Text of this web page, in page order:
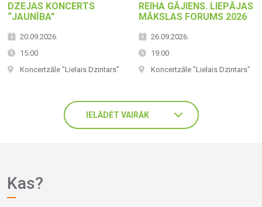
DZEJAS KONCERTS
“JAUNĪBA”
20.09.2026.
15:00
Koncertzāle "Lielais Dzintars"
REIHA GĀJIENS. LIEPĀJAS
MĀKSLAS FORUMS 2026
26.09.2026.
19:00
Koncertzāle "Lielais Dzintars"
IELĀDĒT VAIRĀK
Kas?